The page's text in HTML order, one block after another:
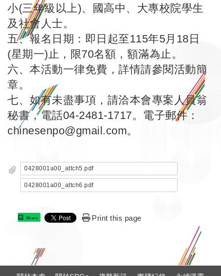
小(三年級以上)、國高中、大專校院學生
及社會人士。
五、報名日期：即日起至115年5月18日
(星期一)止，限70名額，額滿為止。
六、本活動一律免費，詳情請參閱活動簡
章。
七、如有未盡事項，請洽本會專案人員翁
秘書，電話04-2481-1717。電子郵件：
chinesenpo@gmail.com。
0428001a00_attch5.pdf
0428001a00_attch6.pdf
Share Print this page